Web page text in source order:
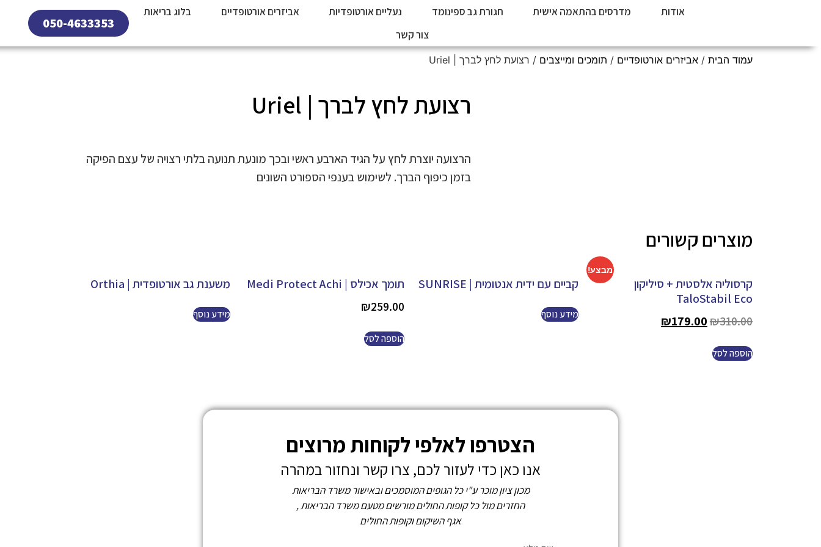
אודות מדרסים בהתאמה אישית חגורת גב ספינומד נעליים אורטופדיות אביזרים אורטופדיים
בלוג בריאות
צור קשר
050-4633353
עמוד הבית / אביזרים אורטופדיים / תומכים ומייצבים / רצועת לחץ לברך | Uriel
רצועת לחץ לברך | Uriel
הרצועה יוצרת לחץ על הגיד הארבע ראשי ובכך מונעת תנועה בלתי רצויה של עצם הפיקה
בזמן כיפוף הברך. לשימוש בענפי הספורט השונים
מוצרים קשורים
מבצע!
קרסוליה אלסטית + סיליקון
TaloStabil Eco
₪310.00
₪179.00
הוספה לסל
קביים עם ידית אנטומית | SUNRISE
מידע נוסף
תומך אכילס | Medi Protect Achi
₪259.00
הוספה לסל
משענת גב אורטופדית | Orthia
מידע נוסף
הצטרפו לאלפי לקוחות מרוצים
אנו כאן כדי לעזור לכם, צרו קשר ונחזור במהרה
מכון ציון מוכר ע"י כל הגופים המוסמכים ובאישור משרד הבריאות
החזרים מול כל קופות החולים מורשים מטעם משרד הבריאות ,
אגף השיקום וקופות החולים